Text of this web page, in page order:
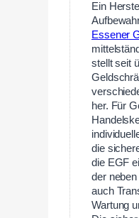
Ein
Essener
stellt seit
her. Für
die
die EGF
der
auch
Wartung